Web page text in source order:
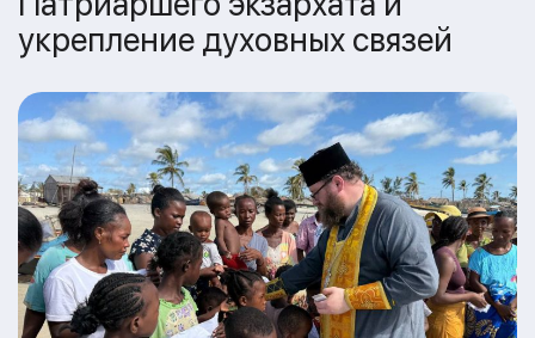
укрепление духовных связей